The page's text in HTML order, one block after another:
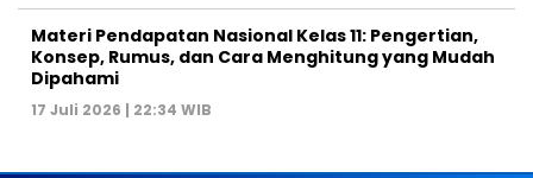
Materi Pendapatan Nasional Kelas 11: Pengertian,
Konsep, Rumus, dan Cara Menghitung yang Mudah
Dipahami
17 Juli 2026 | 22:34 WIB